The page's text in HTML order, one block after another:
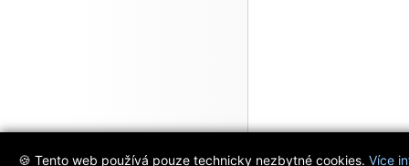
🍪 Tento web používá pouze technicky nezbytné cookies. Více